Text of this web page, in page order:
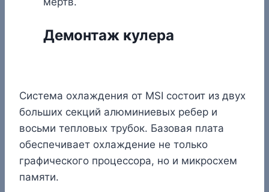
Демонтаж кулера
Система охлаждения от MSI состоит из двух
больших секций алюминиевых ребер и
восьми тепловых трубок. Базовая плата
обеспечивает охлаждение не только
графического процессора, но и микросхем
памяти.